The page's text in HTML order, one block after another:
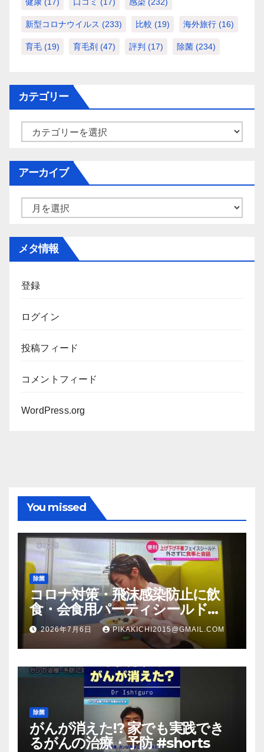
新型コロナウイルス (233) 比較 (19) 海外旅行 (16)
育毛 (19) 育毛剤 (47) 評判 (17) 除菌 (234)
カテゴリー
ー
アーカイブ
メタ情報
登録
ログイン
投稿フィード
コメントフィード
WordPress.org
You missed
除菌
コロナ対策・飛沫感染防止に飲
食・会食用パーティシールド
（マスク会食代替品）ＦＢＣ福井
放送のＴＶ番組での紹介映像
2026年7月6日 PIKAKICHI2015@GMAIL.COM
除菌
がんが消えた!? 家でも実践でき
るがんの治療・予防 #shorts